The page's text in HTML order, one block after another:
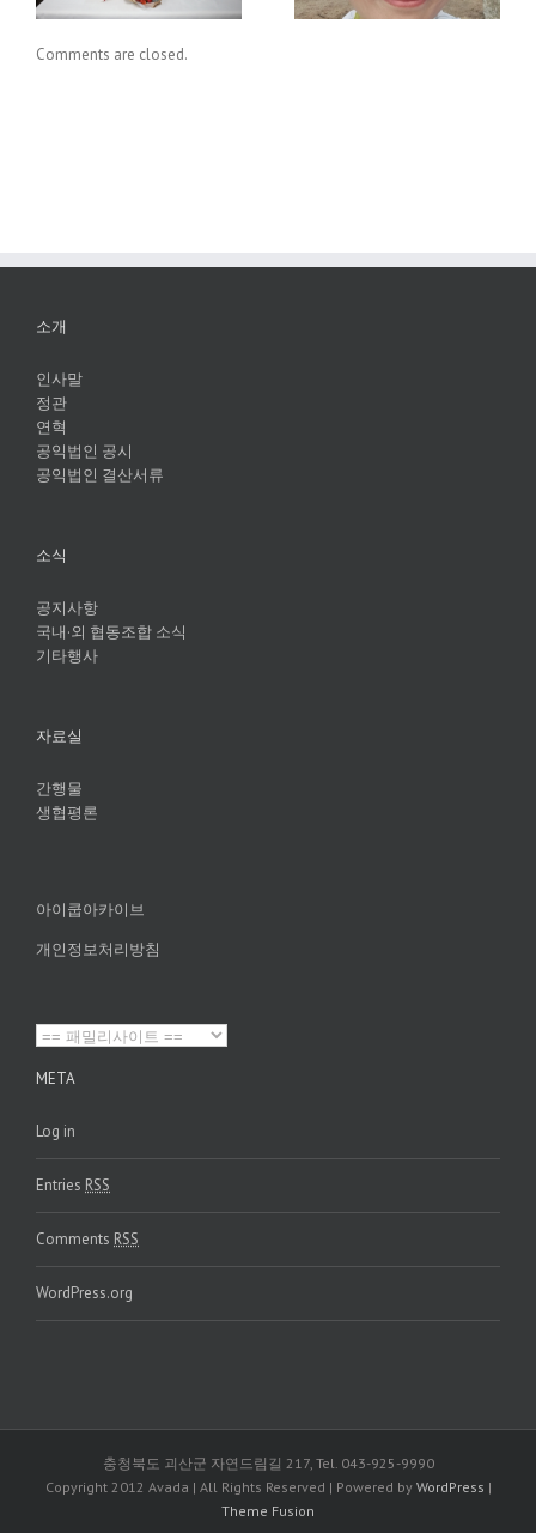
Comments are closed.
소개
인사말
정관
연혁
공익법인 공시
공익법인 결산서류
소식
공지사항
국내·외 협동조합 소식
기타행사
자료실
간행물
생협평론
아이쿱아카이브
개인정보처리방침
META
Log in
Entries RSS
Comments RSS
WordPress.org
충청북도 괴산군 자연드림길 217, Tel. 043-925-9990
Copyright 2012 Avada | All Rights Reserved | Powered by WordPress |
Theme Fusion